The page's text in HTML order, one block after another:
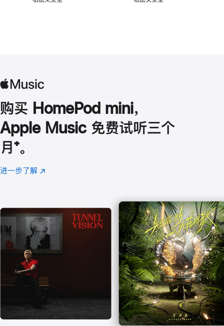
购买 HomePod mini，
Apple Music 免费试听三个
月 脚
注
⁺。
进一步了解 Apple
(在
口
中
打
开)